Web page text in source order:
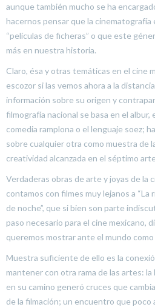
aunque también mucho se ha
hacernos pensar que la cinematografía
“películas de ficheras” o que este
más en nuestra historia.
Claro, ésa y otras temáticas en el cine
escozor si las vemos ahora a la
información sobre su origen y
filmografía nacional se basa en el albur,
comedia ramplona o el lenguaje soez;
sobre cualquier otra como muestra de
creatividad alcanzada en el séptimo
Verdaderas obras de arte y joyas de la
contamos con filmes muy lejanos a “La
de noche”, que si bien son parte
paso necesario para el cine mexicano,
queremos mostrar ante el mundo
Muestra suficiente de ello es la
mantener con otra rama de las artes:
en su camino generó cruces que
de la filmación; un encuentro que poco